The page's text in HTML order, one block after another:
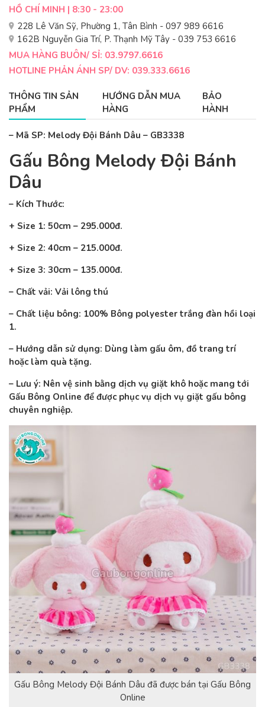
HỒ CHÍ MINH | 8:30 - 23:00
228 Lê Văn Sỹ, Phường 1, Tân Bình - 097 989 6616
162B Nguyễn Gia Trí, P. Thạnh Mỹ Tây - 039 753 6616
MUA HÀNG BUÔN/ SỈ: 03.9797.6616
HOTLINE PHẢN ÁNH SP/ DV: 039.333.6616
THÔNG TIN SẢN
PHẨM
HƯỚNG DẪN MUA
HÀNG
BẢO
HÀNH
– Mã SP: Melody Đội Bánh Dâu – GB3338
Gấu Bông Melody Đội Bánh
Dâu
– Kích Thước:
+ Size 1: 50cm – 295.000đ.
+ Size 2: 40cm – 215.000đ.
+ Size 3: 30cm – 135.000đ.
– Chất vải: Vải lông thú
– Chất liệu bông: 100% Bông polyester trắng đàn hồi loại
1.
– Hướng dẫn sử dụng: Dùng làm gấu ôm, đồ trang trí
hoặc làm quà tặng.
– Lưu ý: Nên vệ sinh bằng dịch vụ giặt khô hoặc mang tới
Gấu Bông Online để được phục vụ dịch vụ giặt gấu bông
chuyên nghiệp.
Gấu Bông Melody Đội Bánh Dâu đã được bán tại Gấu Bông
Online